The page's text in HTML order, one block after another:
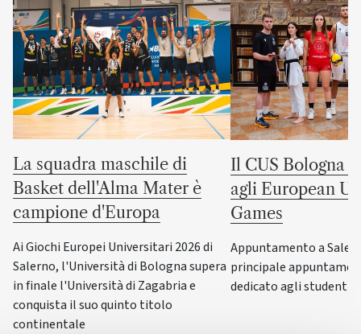
La squadra maschile di
Basket dell'Alma Mater è
campione d'Europa
Ai Giochi Europei Universitari 2026 di
Salerno, l'Università di Bologna supera
in finale l'Università di Zagabria e
conquista il suo quinto titolo
continentale
Il CUS Bologna
agli European
Games
Appuntamento a
principale
dedicato agli